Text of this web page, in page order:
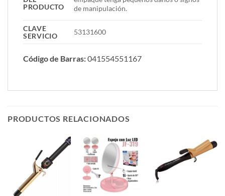
PRODUCTO
de manipulación.
CLAVE
SERVICIO
53131600
Código de Barras:041554551167
PRODUCTOS RELACIONADOS